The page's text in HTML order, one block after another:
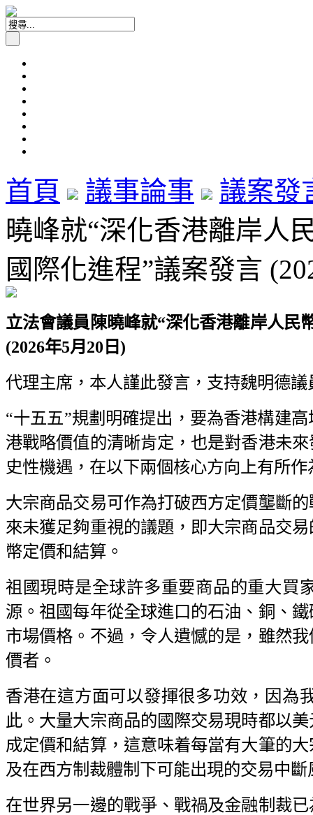
首頁 議事論事
議案發
曉峰就“深化香港離岸人
國際化進程”議案發言
立法會議員陳曉峰就“深化香港離岸人民
(2026年5月20日)
代理主席，本人謹此發言，支持魏明德
“十五五”規劃明確提出，要為香港構建
港戰略價值的清晰肯定，也是對香港未
史性機遇，在以下兩個核心方向上有所
大宗商品交易可作為打破西方定價壟斷
來未獲足夠重視的議題，即大宗商品交
幣定價和結算。
祖國現時是全球許多重要商品的重大買
源。祖國每年從全球進口的石油、銅、
市場價格。不過，令人遺憾的是，雖然
價者。
香港在這方面可以發揮很多功效，因為
此。大量大宗商品的國際交易現時都以
成定價和結算，這意味着每當有大筆的
及在西方制裁體制下可能出現的交易中斷
在世界另一邊的戰爭、戰禍及金融制裁